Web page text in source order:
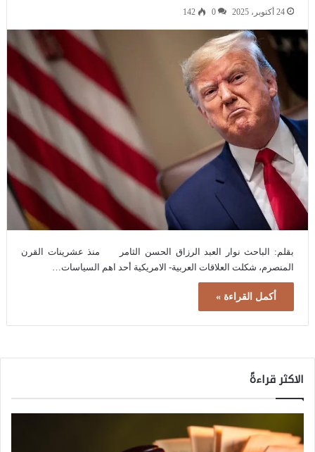
24 أكتوبر، 2025 0
142
بقلم: الباحث نوار العبد الرزاق الحسن الثامر منذ عشرينات القرن
المنصرم، شكلت العلاقات العربية- الامريكية أحد اهم السياسات…
أكمل القراءة »
الاكثر قراءةً